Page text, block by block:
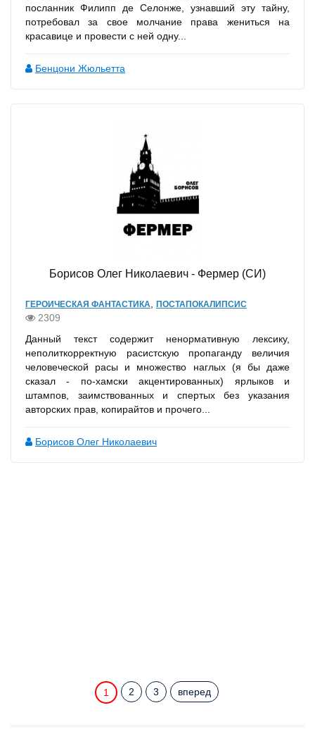
посланник Филипп де Селонже, узнавший эту тайну,
потребовал за свое молчание права жениться на
красавице и провести с ней одну...
Бенцони Жюльетта
Борисов Олег Николаевич - Фермер (СИ)
ГЕРОИЧЕСКАЯ ФАНТАСТИКА ПОСТАПОКАЛИПСИС
2309
Данный текст содержит ненормативную лексику,
неполиткорректную расистскую пропаганду величия
человеческой расы и множество наглых (я бы даже
сказал - по-хамски акцентированных) ярлыков и
штампов, заимствованных и спертых без указания
авторских прав, копирайтов и прочего...
Борисов Олег Николаевич
1 2 3 вперед